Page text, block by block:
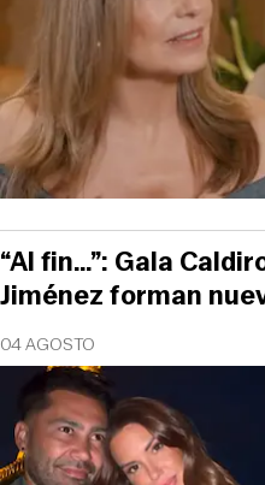
04 AGOSTO
“Al fin…”: Gala
Jiménez forman